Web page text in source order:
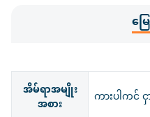
မ
အိမ်ရာအမျိုး
အစား ကားပါကင်